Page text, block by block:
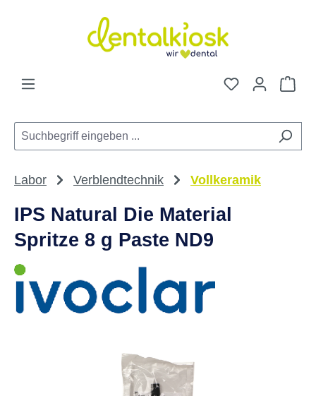
Zum Hauptinhalt springen
Du hast 0
Labor Verblendtechnik Vollkeramik
IPS Natural Die Material
Spritze 8 g Paste ND9